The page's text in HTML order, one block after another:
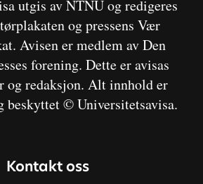
utgis av NTNU og redigeres
og pressens Vær
Avisen er medlem av Den
forening. Dette er avisas
og redaksjon. Alt innhold er
beskyttet © Universitetsavisa.
Kontakt oss